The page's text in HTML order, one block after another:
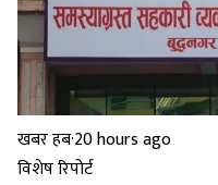
खबर हब·20 hours ago
विशेष रिपोर्ट